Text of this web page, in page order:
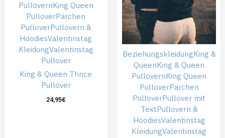
PullovernKing Queen
PulloverPärchen
PulloverPullovern &
HoodiesValentinstag
KleidungValentinstag
Pullover
King & Queen Thrice
Pullover
24,95€
BeziehungskleidungKing &
QueenKing & Queen
PullovernKing Queen
PulloverPärchen
PulloverPullover mit
TextPullovern &
HoodiesValentinstag
KleidungValentinstag